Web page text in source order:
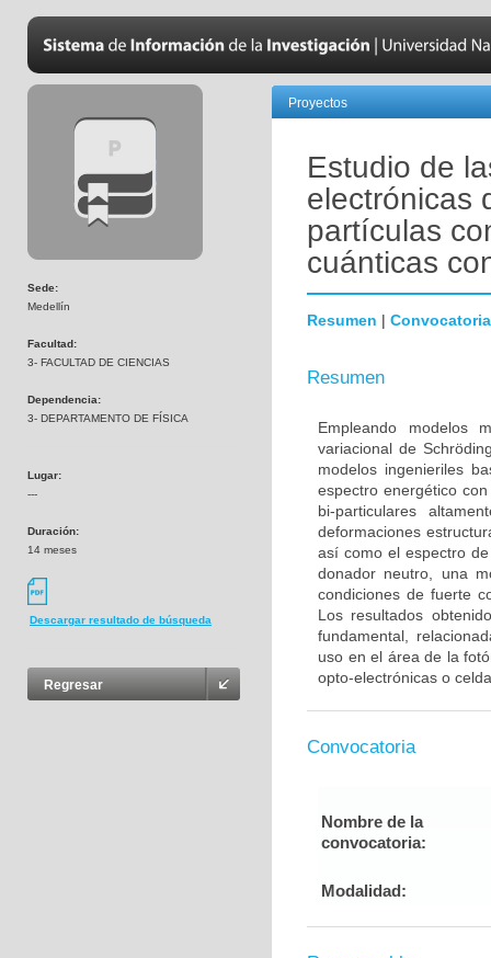
Sede:
Medellín
Facultad:
3- FACULTAD DE CIENCIAS
Dependencia:
3- DEPARTAMENTO DE FÍSICA
Lugar:
---
Duración:
14 meses
Descargar resultado de búsqueda
Regresar
Proyectos
Estudio de
electrónicas
partículas
cuánticas
Resumen | Convocatoria
Resumen
Empleando modelos
variacional de
modelos ingenieriles
espectro energético
bi-particulares
deformaciones
así como el espectro
donador neutro, una
condiciones de fuerte
Los resultados
fundamental,
uso en el área de la
opto-electrónicas o
Convocatoria
Nombre de la
convocatoria:
Modalidad: